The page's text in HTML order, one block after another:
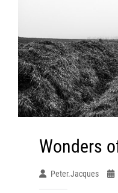
Wonders
Peter.jacques